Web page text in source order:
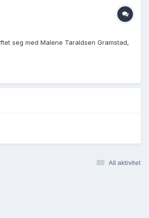
seg med Malene Taraldsen Gramstad,
All aktivitet